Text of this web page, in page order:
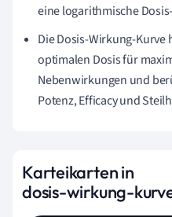
eine logarithmische
Die Dosis-Wirkung-
optimalen Dosis für
Nebenwirkungen und
Potenz, Efficacy und
Karteikarten in
dosis-wirkung-